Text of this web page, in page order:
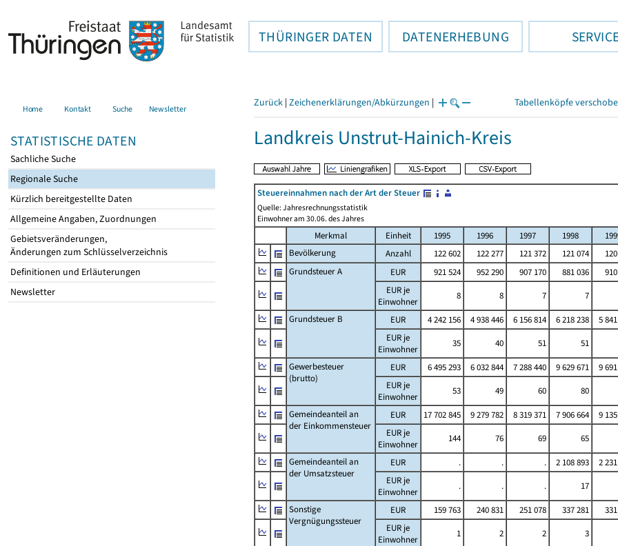
THÜRINGER DATEN DATENERHEBUNG
Home Kontakt Suche Newsletter
STATISTISCHE DATEN
Sachliche Suche
Regionale Suche
Kürzlich bereitgestellte Daten
Allgemeine Angaben, Zuordnungen
Gebietsveränderungen,
Änderungen zum Schlüsselverzeichnis
Definitionen und Erläuterungen
Newsletter
Zurück | Zeichenerklärungen/Abkürzungen | Tabellenköpfe
Landkreis Unstrut-Hainich-Kreis
Steuereinnahmen nach der Art der Steuer
Quelle: Jahresrechnungsstatistik
Einwohner am 30.06. des Jahres
Merkmal Einheit 1995 1996 1997 1998
Bevölkerung
Anzahl 122 602 122 277 121 372 121 074
Grundsteuer A
EUR 921 524 952 290 907 170 881 036
EUR je
Einwohner
8 8 7 7
Grundsteuer B
EUR 4 242 156 4 938 446 6 156 814 6 218 238 5
EUR je
Einwohner
35 40 51 51
Gewerbesteuer
(brutto)
EUR 6 495 293 6 032 844 7 288 440 9 629 671 9
EUR je
Einwohner
53 49 60 80
Gemeindeanteil an
der Einkommensteuer
EUR 17 702 845 9 279 782 8 319 371 7 906 664 9
EUR je
Einwohner
144 76 69 65
Gemeindeanteil an
der Umsatzsteuer
EUR . . . 2 108 893 2
EUR je
Einwohner
. . . 17
Sonstige
Vergnügungssteuer
EUR 159 763 240 831 251 078 337 281
EUR je
Einwohner
1 2 2 3